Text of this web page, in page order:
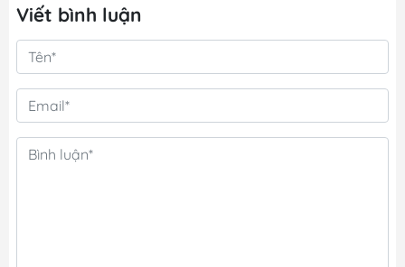
Viết bình luận